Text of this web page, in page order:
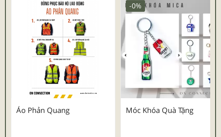
Áo Phản Quang Móc Khóa Quà Tặng
-0%